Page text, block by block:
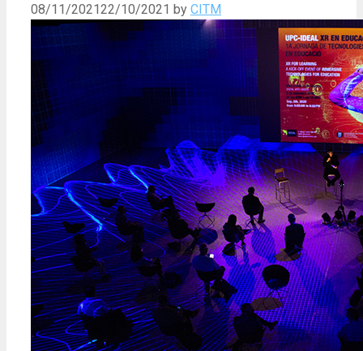
08/11/202122/10/2021 by CITM